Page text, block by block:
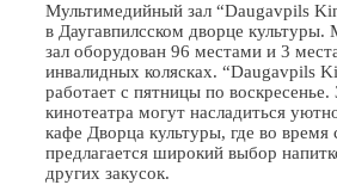
Мультимедийный зал “Daugavpils
в Даугавпилсском дворце
зал оборудован 96 местами и 3
инвалидных колясках. “Daugavpils
работает с пятницы по воскресенье.
кинотеатра могут насладиться
кафе Дворца культуры, где во время
предлагается широкий выбор
других закусок.